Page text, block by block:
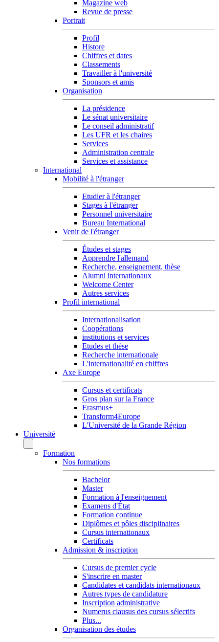
Magazine web
Revue de presse
Portrait
Profil
Histore
Chiffres et dates
Classements
Travailler à l'université
Sponsors et amis
Organisation
La présidence
Le sénat universitaire
Le conseil administratif
Les UFR et les chaires
Services
Administration centrale
Services et assistance
International
Mobilité à l'étranger
Etudier à l'étranger
Stages à l'étranger
Personnel universitaire
Bureau International
Venir de l'étranger
Études et stages
Apprendre l'allemand
Recherche, enseignement, thèse
Alumni internationaux
Welcome Center
Autres services
Profil international
Internationalisation
Coopérations
institutions et services
Etudes et thèse
Recherche internationale
L'internationalité en chiffres
Axe Europe
Cursus et certificats
Gros plan sur la France
Erasmus+
Transform4Europe
L'Université de la Grande Région
Université
Formation
Nos formations
Bachelor
Master
Formation à l'enseignement
Examens d'État
Formation continue
Diplômes et pôles disciplinaires
Cursus internationaux
Certificats
Admission & inscription
Cursus de premier cycle
S'inscrire en master
Candidates et candidats internationaux
Autres types de candidature
Inscription administrative
Numerus clausus des cursus sélectifs
Plus...
Organisation des études